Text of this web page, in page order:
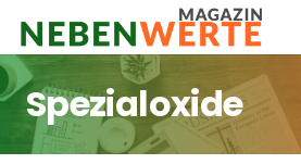
Spezialoxide